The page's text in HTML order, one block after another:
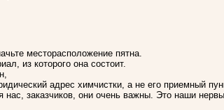
месторасположение пятна.
из которого она состоит.
адрес химчистки, а не его приемный
нас, заказчиков, они очень важны. Это наши